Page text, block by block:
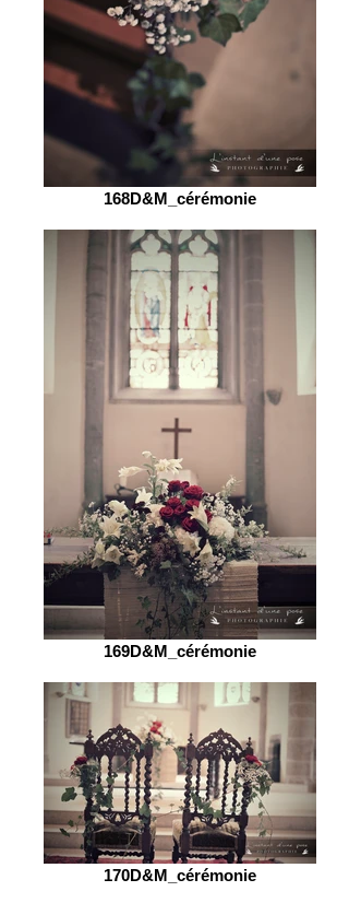
168D&M_cérémonie
169D&M_cérémonie
170D&M_cérémonie